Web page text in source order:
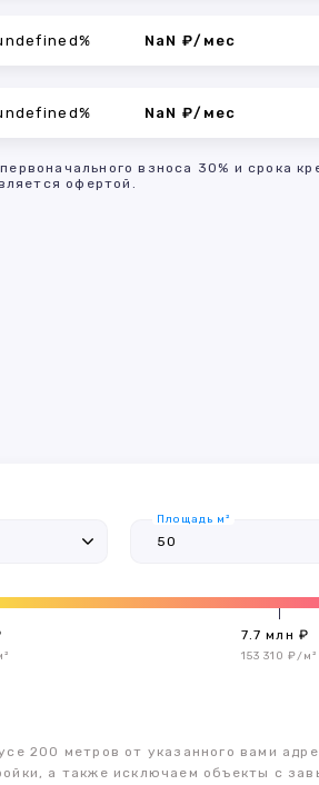
NaN ₽/мес
NaN ₽/мес
взноса 30% и срока
офертой.
Площадь м²
7.7 млн ₽
153 310 ₽/м²
200 метров от указанного вами
а также исключаем объекты с